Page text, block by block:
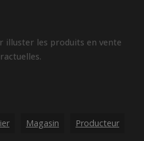
illuster les produits en vente
Magasin Producteur